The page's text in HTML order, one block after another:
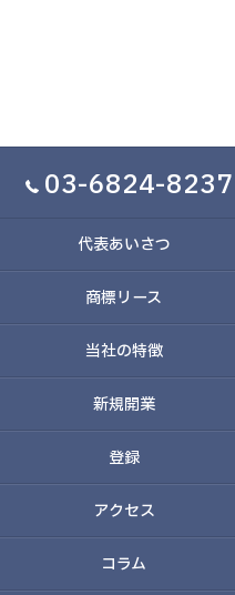
03-6824-8237
代表あいさつ
商標リース
当社の特徴
新規開業
登録
アクセス
コラム